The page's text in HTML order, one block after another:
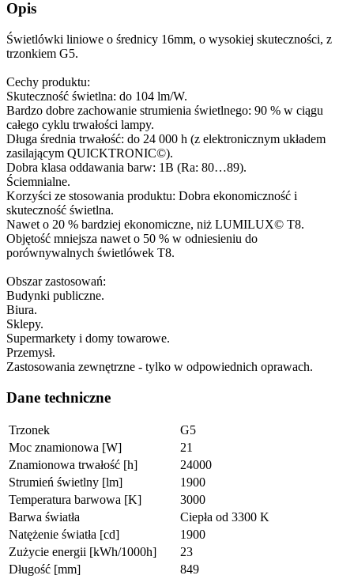
Opis
Świetlówki liniowe o średnicy 16mm, o wysokiej skuteczności, z
trzonkiem G5.
Cechy produktu:
Skuteczność świetlna: do 104 lm/W.
Bardzo dobre zachowanie strumienia świetlnego: 90 % w ciągu
całego cyklu trwałości lampy.
Długa średnia trwałość: do 24 000 h (z elektronicznym układem
zasilającym QUICKTRONIC©).
Dobra klasa oddawania barw: 1B (Ra: 80…89).
Ściemnialne.
Korzyści ze stosowania produktu: Dobra ekonomiczność i
skuteczność świetlna.
Nawet o 20 % bardziej ekonomiczne, niż LUMILUX© T8.
Objętość mniejsza nawet o 50 % w odniesieniu do
porównywalnych świetlówek T8.
Obszar zastosowań:
Budynki publiczne.
Biura.
Sklepy.
Supermarkety i domy towarowe.
Przemysł.
Zastosowania zewnętrzne - tylko w odpowiednich oprawach.
Dane techniczne
Trzonek
G5
Moc znamionowa [W]
21
Znamionowa trwałość [h]
24000
Strumień świetlny [lm]
1900
Temperatura barwowa [K]
3000
Barwa światła
Ciepła od 3300 K
Natężenie światła [cd]
1900
Zużycie energii [kWh/1000h]
23
Długość [mm]
849